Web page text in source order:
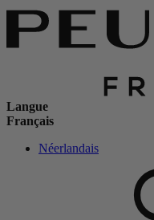
Langue
Français
Néerlandais